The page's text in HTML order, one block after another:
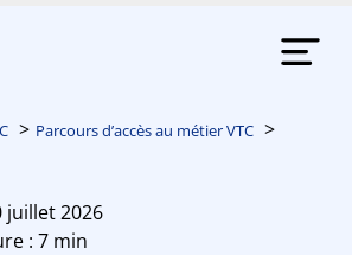
Parcours d’accès au métier VTC
juillet 2026
: 7 min